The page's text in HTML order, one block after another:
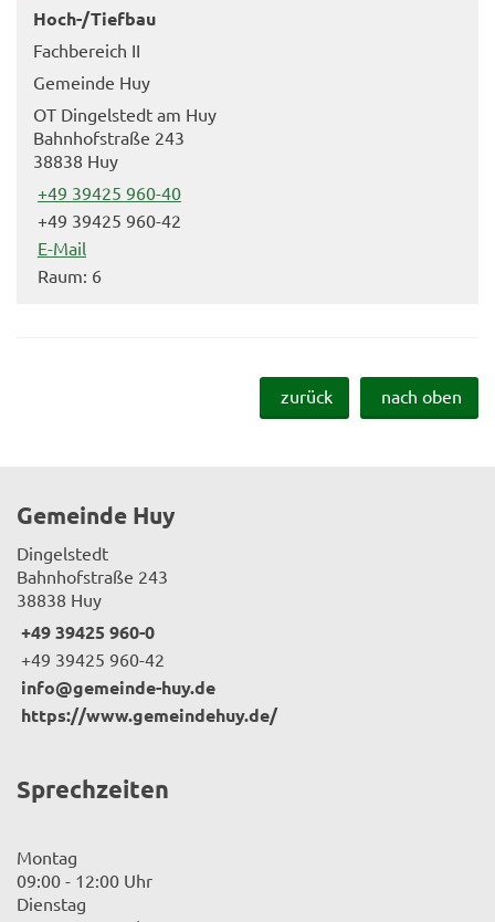
Hoch-/Tiefbau
Fachbereich II
Gemeinde Huy
OT Dingelstedt am Huy
Bahnhofstraße 243
38838 Huy
+49 39425 960-40
+49 39425 960-42
E-Mail
Raum: 6
zurück nach oben
Gemeinde Huy
Dingelstedt
Bahnhofstraße 243
38838 Huy
+49 39425 960-0
+49 39425 960-42
info@gemeinde-huy.de
https://www.gemeindehuy.de/
Sprechzeiten
Montag
09:00 - 12:00 Uhr
Dienstag